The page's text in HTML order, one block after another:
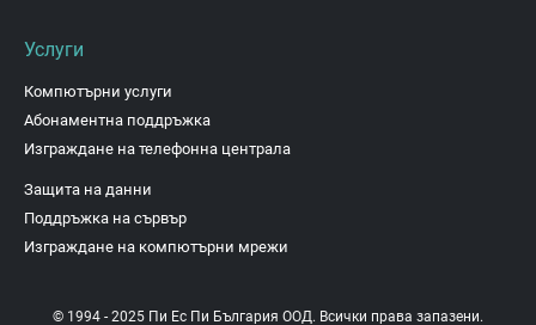
Услуги
Компютърни услуги
Абонаментна поддръжка
Изграждане на телефонна централа
Защита на данни
Поддръжка на сървър
Изграждане на компютърни мрежи
© 1994 - 2025 Пи Ес Пи България ООД. Всички права запазени.